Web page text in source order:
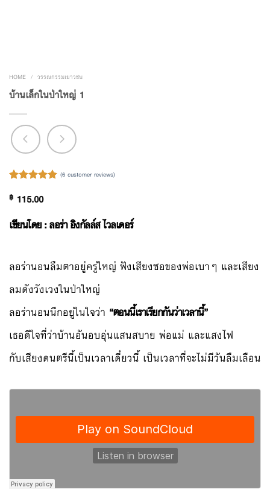
HOME / วรรณกรรมเยาวชน
บ้านเล็กในป่าใหญ่ 1
out of 5
customer
ratings
(6customer reviews)
฿ 115.00
เขียนโดย : ลอร่า อิงกัลล์ส ไวลเดอร์
ลอร่านอนลืมตาอยู่ครู่ใหญ่ ฟังเสียงซอของพ่อเบาๆ และเสียง
ลมดังวังเวงในป่าใหญ่
ลอร่านอนนึกอยู่ในใจว่า “ตอนนี้เราเรียกกันว่าเวลานี้”
เธอดีใจที่ว่าบ้านอันอบอุ่นแสนสบาย พ่อแม่ และแสงไฟ
กับเสียงดนตรีนี้เป็นเวลาเดี๋ยวนี้ เป็นเวลาที่จะไม่มีวันลืมเลือน